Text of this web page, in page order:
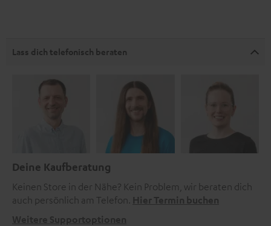
Lass dich telefonisch beraten
Deine Kaufberatung
Keinen Store in der Nähe? Kein Problem, wir beraten dich
auch persönlich am Telefon. Hier Termin buchen
Weitere Supportoptionen